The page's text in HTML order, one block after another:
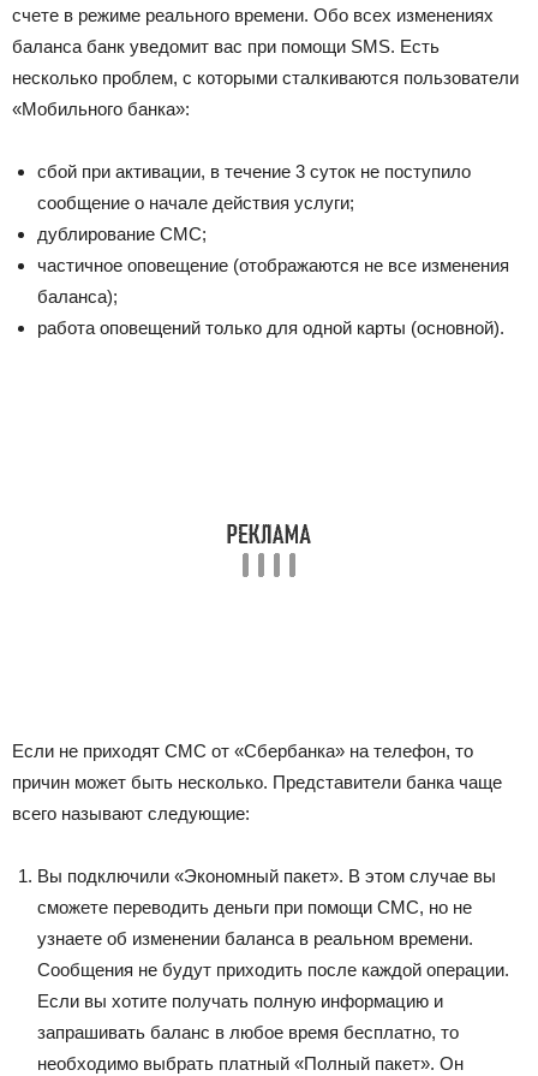
счете в режиме реального времени. Обо всех изменениях
баланса банк уведомит вас при помощи SMS. Есть
несколько проблем, с которыми сталкиваются пользователи
«Мобильного банка»:
сбой при активации, в течение 3 суток не поступило
сообщение о начале действия услуги;
дублирование СМС;
частичное оповещение (отображаются не все изменения
баланса);
работа оповещений только для одной карты (основной).
Если не приходят СМС от «Сбербанка» на телефон, то
причин может быть несколько. Представители банка чаще
всего называют следующие:
Вы подключили «Экономный пакет». В этом случае вы
сможете переводить деньги при помощи СМС, но не
узнаете об изменении баланса в реальном времени.
Сообщения не будут приходить после каждой операции.
Если вы хотите получать полную информацию и
запрашивать баланс в любое время бесплатно, то
необходимо выбрать платный «Полный пакет». Он